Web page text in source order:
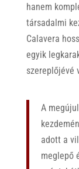
hanem
társadalmi
Calavera
egyik
szereplőjévé
A
adott a
meglepő